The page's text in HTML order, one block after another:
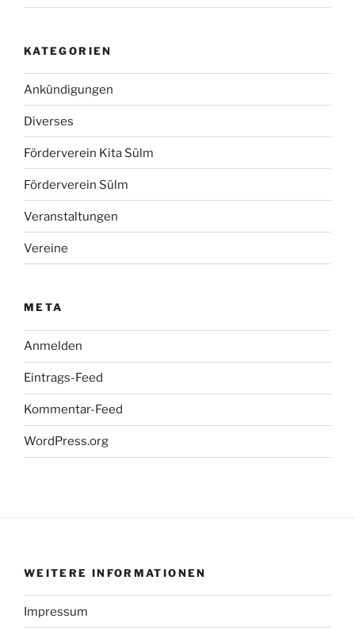
KATEGORIEN
Ankündigungen
Diverses
Förderverein Kita Sülm
Förderverein Sülm
Veranstaltungen
Vereine
META
Anmelden
Eintrags-Feed
Kommentar-Feed
WordPress.org
WEITERE INFORMATIONEN
Impressum